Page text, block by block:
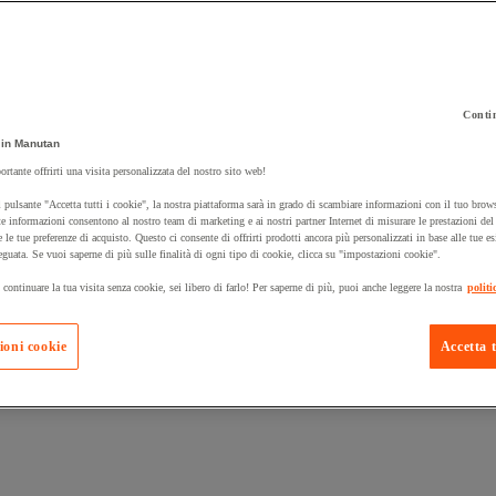
un prodotto:
Manutan Expert
Prodotti in
Manutan
offrirti una visita personalizzata del nostro sito web!
pulsante "Accetta tutti i cookie", la nostra piattaforma sarà in grado di scambiare informazioni con il tuo
informazioni consentono al nostro team di marketing e ai nostri partner Internet di misurare le prestazioni
le tue preferenze di acquisto. Questo ci consente di offrirti prodotti ancora più personalizzati in base alle tue
Se vuoi saperne di più sulle finalità di ogni tipo di cookie, clicca su "impostazioni cookie".
la tua visita senza cookie, sei libero di farlo! Per saperne di più, puoi anche leggere la nostra
Accetta
cookie